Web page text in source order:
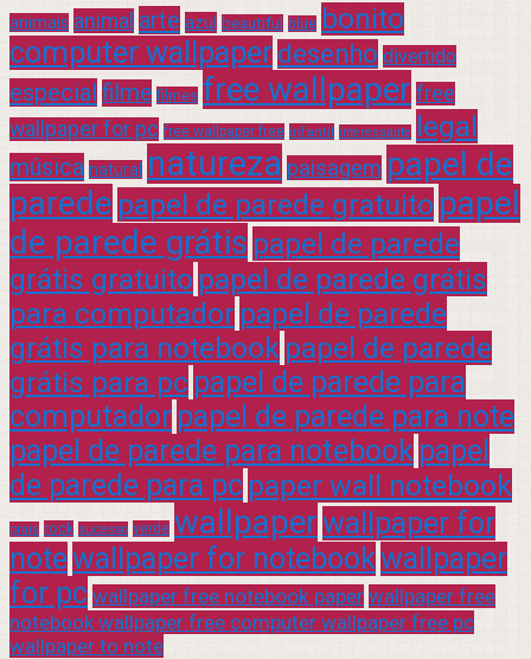
animais animal arte azul beautiful blue bonito
computer wallpaper desenho divertido
especial filme filmes free wallpaper free
wallpaper for pc free wallpaper free infantil interessante legal
música natural natureza paisagem papel de
parede papel de parede gratuito papel
de parede grátis papel de parede
grátis gratuito papel de parede grátis
para computador papel de parede
grátis para notebook papel de parede
grátis para pc papel de parede para
computador papel de parede para note
papel de parede para notebook papel
de parede para pc paper wall notebook
praia rock sucesso verde wallpaperwallpaper for
notewallpaper for notebookwallpaper
for pc wallpaper free notebook paper wallpaper free
notebook wallpaper free computer wallpaper free pc
wallpaper to note